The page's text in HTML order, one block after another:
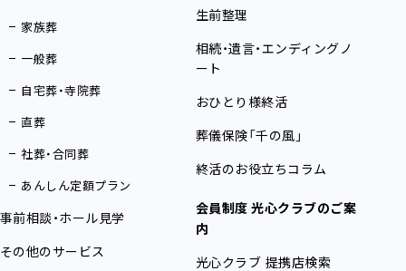
家族葬
一般葬
自宅葬・寺院葬
直葬
社葬・合同葬
あんしん定額プラン
事前相談・ホール見学
その他のサービス
生前整理
相続・遺言・エンディングノ
ート
おひとり様終活
葬儀保険「千の風」
終活のお役立ちコラム
会員制度 光心クラブのご案
内
光心クラブ 提携店検索